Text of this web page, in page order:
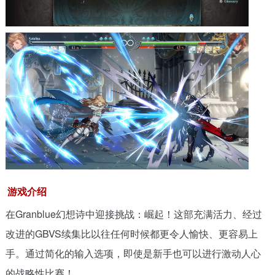
游戏介绍
在Granblue幻想诗中迎接挑战：崛起！这部充满活力、经过
改进的GBVS续集比以往任何时候都更令人愉快、更容易上
手。通过简化的输入选项，即使是新手也可以进行激动人心